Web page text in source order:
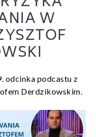
W
odcinka podcastu z
Derdzikowskim.